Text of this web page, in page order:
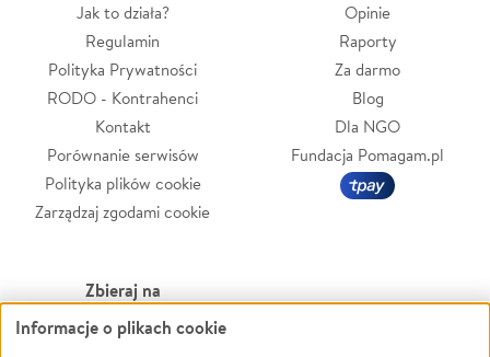
Jak to działa?
Regulamin
Polityka Prywatności
RODO - Kontrahenci
Kontakt
Porównanie serwisów
Polityka plików cookie
Zarządzaj zgodami cookie
Opinie
Raporty
Za darmo
Blog
Dla NGO
Fundacja Pomagam.pl
Zbieraj na
Leczenie
Informacje o plikach cookie